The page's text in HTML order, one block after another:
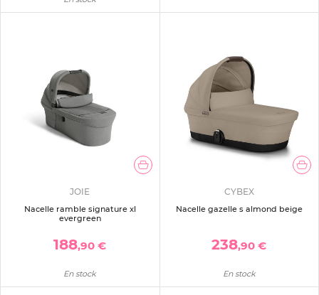
JOIE
Nacelle ramble signature xl
evergreen
188,90 €
En stock
CYBEX
Nacelle gazelle s almond beige
238,90 €
En stock